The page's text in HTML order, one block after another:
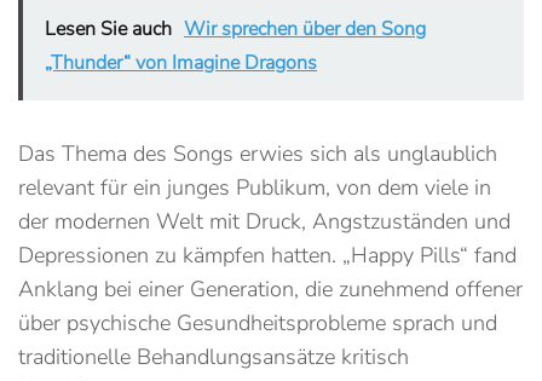
Lesen Sie auch Wir sprechen über den Song
„Thunder“ von Imagine Dragons
Das Thema des Songs erwies sich als unglaublich
relevant für ein junges Publikum, von dem viele in
der modernen Welt mit Druck, Angstzuständen und
Depressionen zu kämpfen hatten. „Happy Pills“ fand
Anklang bei einer Generation, die zunehmend offener
über psychische Gesundheitsprobleme sprach und
traditionelle Behandlungsansätze kritisch